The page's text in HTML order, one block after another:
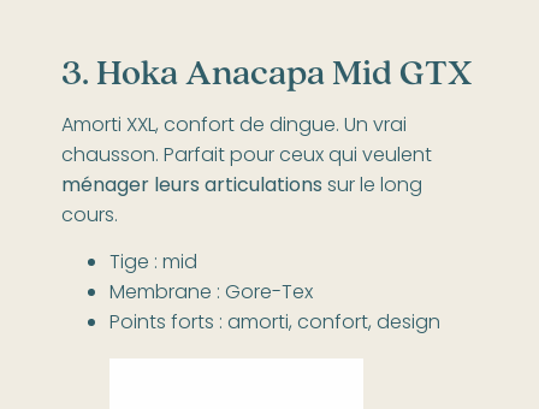
3. Hoka Anacapa Mid GTX
Amorti XXL, confort de dingue. Un vrai
chausson. Parfait pour ceux qui veulent
ménager leurs articulationssur le long
cours.
Tige : mid
Membrane : Gore-Tex
Points forts : amorti, confort, design